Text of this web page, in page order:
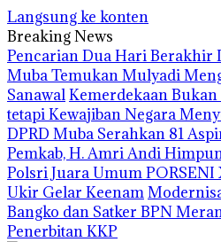
Langsung ke konten
Breaking News
Pencarian Dua Hari Berakhir
Muba Temukan Mulyadi
SanawalKemerdekaan
tetapi Kewajiban Negara
DPRD Muba Serahkan 81
Pemkab, H. Amri Andi
Polsri Juara Umum
Ukir Gelar Keenam
Bangko dan Satker BPN
Penerbitan KKP